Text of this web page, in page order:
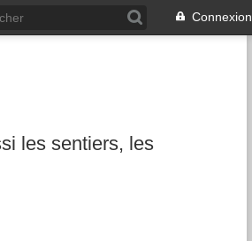
Connexion
les sentiers, les